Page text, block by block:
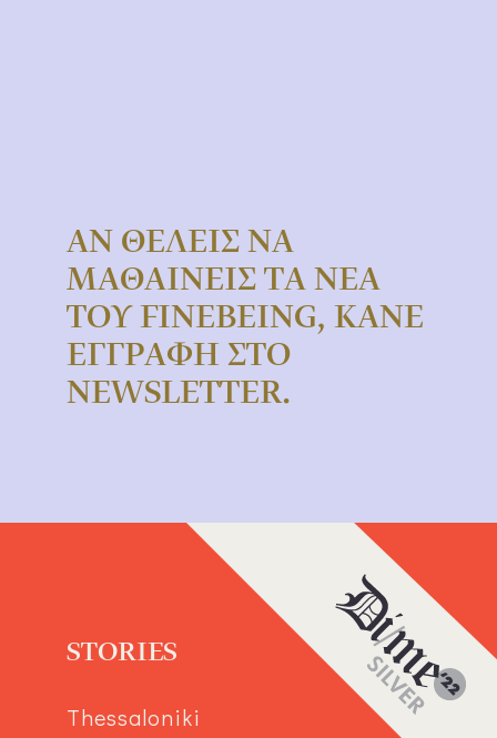
ΑΝ ΘΕΛΕΙΣ ΝΑ
ΜΑΘΑΙΝΕΙΣ ΤΑ ΝΕΑ
ΤΟΥ FINEBEING, ΚΑΝΕ
ΕΓΓΡΑΦΗ ΣΤΟ
NEWSLETTER.
STORIES
Thessaloniki